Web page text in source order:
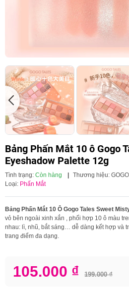
Bảng Phấn Mắt 10 ô Gogo
Eyeshadow Palette 12g
Tình trạng: Còn hàng | Thương hiệu:
Loại: Phấn Mắt
Bảng Phấn Mắt 10 Ô Gogo Tales Sweet
vỏ bên ngoài xinh xắn , phối hợp 10 ô màu
nhau: lì, nhũ, bắt sáng… dễ dàng kết hợp và
trang điểm đa dạng.
105.000 ₫ 199.000 ₫